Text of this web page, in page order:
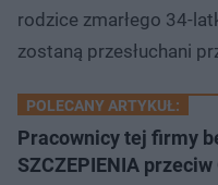
rodzice zmarłego 34-
zostaną przesłuchani
POLECANY ARTYKUŁ:
Pracownicy tej firmy
SZCZEPIENIA przeciw